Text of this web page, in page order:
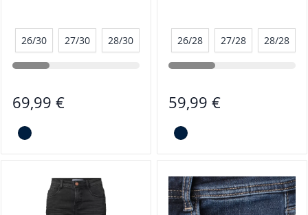
26/30 27/30 28/30 30/30 31/30 32/30
69,99 €
26/28 27/28 28/28
59,99 €